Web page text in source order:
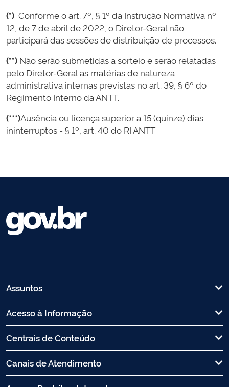
(*) Conforme o art. 7º, § 1º da Instrução Normativa nº
12, de 7 de abril de 2022, o Diretor-Geral não
participará das sessões de distribuição de processos.
(**) Não serão submetidas a sorteio e serão relatadas
pelo Diretor-Geral as matérias de natureza
administrativa internas previstas no art. 39, § 6º do
Regimento Interno da ANTT.
(***)Ausência ou licença superior a 15 (quinze) dias
ininterruptos - § 1º, art. 40 do RI ANTT
Assuntos
Acesso à Informação
Centrais de Conteúdo
Canais de Atendimento